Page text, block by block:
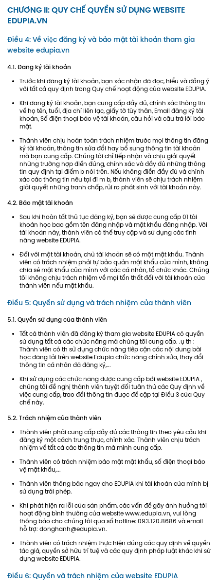
CHƯƠNG II: QUY CHẾ QUYỀN SỬ DỤNG WEBSITE
EDUPIA.VN
Điều 4: Về việc đăng ký và bảo mật tài khoản tham gia
website edupia.vn
4.1. Đăng ký tài khoản
Trước khi đăng ký tài khoản, bạn xác nhận đã đọc, hiểu và đồng ý
với tất cả quy định trong Quy chế hoạt động của website EDUPIA.
Khi đăng ký tài khoản, bạn cung cấp đầy đủ, chính xác thông tin
về họ tên, tuổi, địa chỉ liên lạc, giấy tờ tùy thân, Email đăng ký tài
khoản, Số điện thoại bảo vệ tài khoản, câu hỏi và câu trả lời bảo
mật.
Thành viên chịu hoàn toàn trách nhiệm trước mọi thông tin đăng
ký tài khoản, thông tin sửa đổi hay bổ sung thông tin tài khoản
mà bạn cung cấp. Chúng tôi chỉ tiếp nhận và chịu giải quyết
những trường hợp điền đúng, chính xác và đầy đủ những thông
tin quy định tại điểm b nói trên. Nếu không điền đầy đủ và chính
xác các thông tin nêu tại đi m b, thành viên sẽ chịu trách nhiệm
giải quyết những tranh chấp, rủi ro phát sinh với tài khoản này.
4.2. Bảo mật tài khoản
Sau khi hoàn tất thủ tục đăng ký, bạn sẽ được cung cấp 01 tài
khoản học bao gồm tên đăng nhập và mật khẩu đăng nhập. Với
tài khoản này, thành viên có thể truy cập và sử dụng các tính
năng website EDUPIA.
Đối với một tài khoản, chủ tài khoản sẽ có một mật khẩu. Thành
viên có trách nhiệm phải tự bảo quản mật khẩu của mình, không
chia sẻ mật khẩu của mình với các cá nhân, tổ chức khác. Chúng
tôi không chịu trách nhiệm về mọi tổn thất đối với tài khoản của
thành viên nếu mật khẩu.
Điều 5: Quyền sử dụng và trách nhiệm của thành viên
5.1. Quyền sử dụng của thành viên
Tất cả thành viên đã đăng ký tham gia website EDUPIA có quyền
sử dụng tất cả các chức năng mà chúng tôi cung cấp. .ụ th :
Thành viên có th sử dụng chức năng tiêp cận các nội dung bài
học đăng tải trên website Edupia chức năng chỉnh sửa, thay đổi
thông tin cá nhân đã đăng ký,...
Khi sử dụng các chức năng được cung cấp bởi website EDUPIA ,
chúng tôi đề nghị thành viên tuyệt đối tuân thủ các Quy định về
việc cung cấp, trao đổi thông tin được đề cập tại Điều 3 của Quy
chế này.
5.2. Trách nhiệm của thành viên
Thành viên phải cung cấp đầy đủ các thông tin theo yêu cầu khi
đăng ký một cách trung thực, chính xác. Thành viên chịu trách
nhiệm về tất cả các thông tin mà mình cung cấp.
Thành viên có trách nhiệm bảo mật mật khẩu, số điện thoại bảo
vệ mật khẩu,...
Thành viên thông báo ngay cho EDUPIA khi tài khoản của mình bị
sử dụng trái phép.
Khi phát hiện ra lỗi của sản phẩm, các vấn đề gây ảnh hưởng tới
hoạt động bình thường của website www.edupia.vn, vui lòng
thông báo cho chúng tôi qua số hotline: 093.120.8686 và email
hỗ trợ: donghanh@edupia.vn.
Thành viên có trách nhiệm thực hiện đúng các quy định về quyền
tác giả, quyền sở hữu trí tuệ và các quy định pháp luật khác khi sử
dụng website EDUPIA.
Điều 6: Quyền và trách nhiệm của website EDUPIA